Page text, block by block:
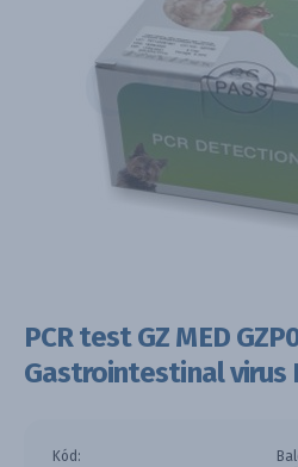
PCR test GZ MED
Gastrointestinal virus
Kód: